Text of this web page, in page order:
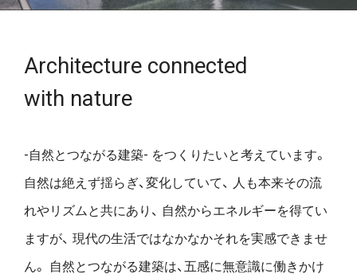
Architecture connected
with nature
-自然とつながる建築- をつくりたいと考えています。
自然は絶えず揺らぎ、変化していて、
人も本来その流
れやリズムと共にあり、 自然からエネルギーを得てい
ますが、 現代の生活ではなかなかそれを実感できませ
ん。
自然とつながる建築は、五感に無意識に働きかけ